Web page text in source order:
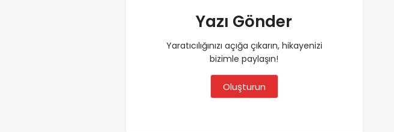
Yazı Gönder
Yaratıcılığınızı açığa çıkarın, hikayenizi
bizimle paylaşın!
Oluşturun